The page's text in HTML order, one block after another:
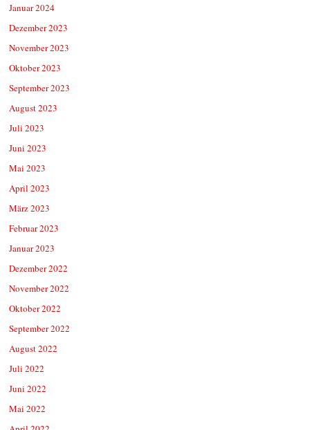
Januar 2024
Dezember 2023
November 2023
Oktober 2023
September 2023
August 2023
Juli 2023
Juni 2023
Mai 2023
April 2023
März 2023
Februar 2023
Januar 2023
Dezember 2022
November 2022
Oktober 2022
September 2022
August 2022
Juli 2022
Juni 2022
Mai 2022